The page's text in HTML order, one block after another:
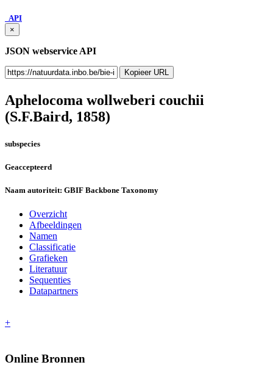
API
×
JSON webservice API
Kopieer URL
Aphelocoma wollweberi couchii
(S.F.Baird, 1858)
subspecies
Geaccepteerd
Naam autoriteit: GBIF Backbone Taxonomy
Overzicht
Afbeeldingen
Namen
Classificatie
Grafieken
Literatuur
Sequenties
Datapartners
+
Online Bronnen